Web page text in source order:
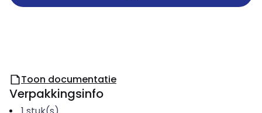
Toon documentatie
Verpakkingsinfo